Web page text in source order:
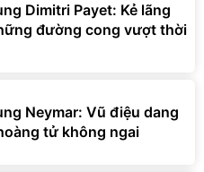
Dimitri Payet: Kẻ lãng
đường cong vượt thời
Neymar: Vũ điệu dang
tử không ngai